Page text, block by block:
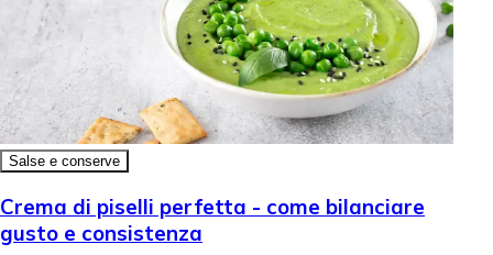
Salse e conserve
Crema di piselli perfetta - come bilanciare
gusto e consistenza